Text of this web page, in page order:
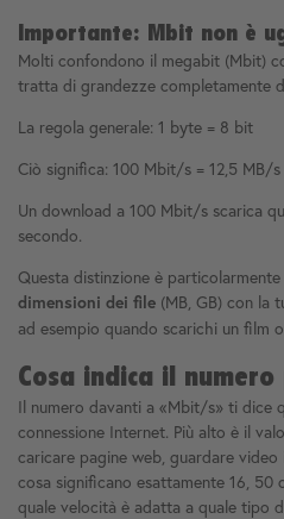
Importante: Mbit non è
Molti confondono il megabit (Mbit)
tratta di grandezze completamente
La regola generale: 1 byte = 8 bit
Ciò significa: 100 Mbit/s = 12,5 MB/
Un download a 100 Mbit/s scarica
secondo.
Questa distinzione è
dimensioni dei file (MB, GB) con la
ad esempio quando scarichi un film
Cosa indica il
Il numero davanti a «Mbit/s» ti dice
connessione Internet. Più alto è il
caricare pagine web, guardare
cosa significano esattamente 16,
quale velocità è adatta a quale tipo